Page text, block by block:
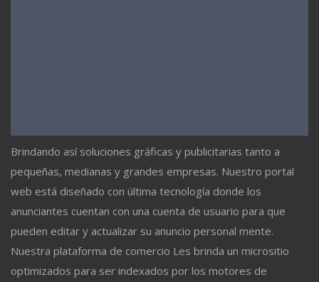
Brindando así soluciones gráficas y publicitarias tanto a
pequeñas, medianas y grandes empresas. Nuestro portal
web está diseñado con última tecnología donde los
anunciantes cuentan con una cuenta de usuario para que
pueden editar y actualizar su anuncio personal mente.
Nuestra plataforma de comercio Les brinda un micrositio
optimizados para ser indexados por los motores de